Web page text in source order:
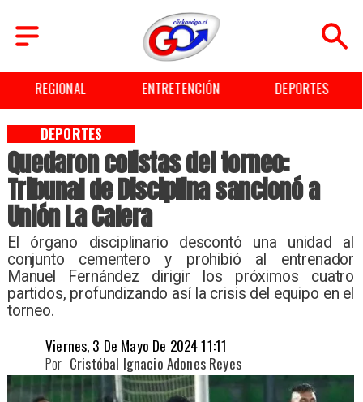
REGIONAL ENTRETENCIÓN DEPORTES
Quedaron colistas del torneo:
Tribunal de Disciplina sancionó a
Unión La Calera
El órgano disciplinario descontó una unidad al
conjunto cementero y prohibió al entrenador
Manuel Fernández dirigir los próximos cuatro
partidos, profundizando así la crisis del equipo en el
torneo.
DEPORTES
Viernes, 3 De Mayo De 2024 11:11
Cristóbal Ignacio Adones Reyes
Por